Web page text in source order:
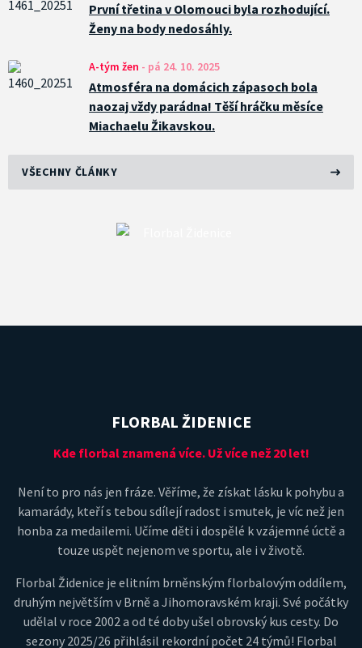
První třetina v Olomouci byla rozhodující.
Ženy na body nedosáhly.
A-tým žen - pá 24. 10. 2025
Atmosféra na domácich zápasoch bola
naozaj vždy parádna! Těší hráčku měsíce
Miachaelu Žikavskou.
VŠECHNY ČLÁNKY
FLORBAL ŽIDENICE
Kde florbal znamená více. Už více než 20 let!
Není to pro nás jen fráze. Věříme, že získat lásku k pohybu a
kamarády, kteří s tebou sdílejí radost i smutek, je víc než jen
honba za medailemi. Učíme děti i dospělé k vzájemné úctě a
touze uspět nejenom ve sportu, ale i v životě.
Florbal Židenice je elitním brněnským florbalovým oddílem,
druhým největším v Brně a Jihomoravském kraji. Své počátky
udělal v roce 2002 a od té doby ušel obrovský kus cesty. Do
sezony 2025/26 přihlásil rekordní počet 24 týmů! Florbal